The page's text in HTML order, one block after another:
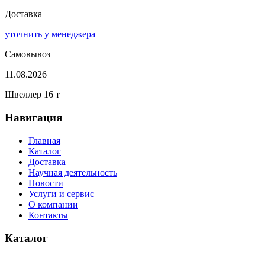
Доставка
уточнить у менеджера
Самовывоз
11.08.2026
Швеллер 16 т
Навигация
Главная
Каталог
Доставка
Научная деятельность
Новости
Услуги и сервис
О компании
Контакты
Каталог